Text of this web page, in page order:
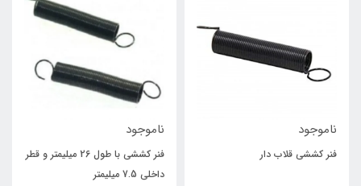
ناموجود
فنر کششی قلاب دار
ناموجود
فنر کششی با طول 26 میلیمتر و قطر
داخلی 7.5 میلیمتر